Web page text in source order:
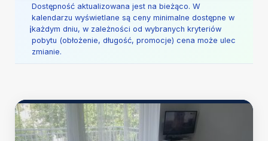
Dostępność aktualizowana jest na bieżąco. W
kalendarzu wyświetlane są ceny minimalne dostępne w
każdym dniu, w zależności od wybranych kryteriów
pobytu (obłożenie, długość, promocje) cena może ulec
zmianie.